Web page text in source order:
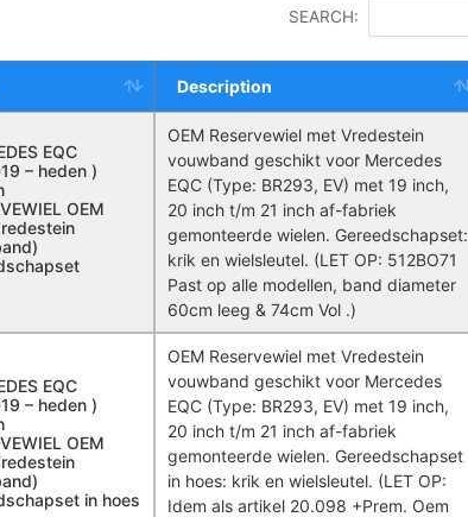
SEARCH:
Description
EQC
– heden )
OEM
OEM Reservewiel met Vredestein
vouwband geschikt voor Mercedes
EQC (Type: BR293, EV) met 19 inch,
20 inch t/m 21 inch af-fabriek
gemonteerde wielen. Gereedschapset:
krik en wielsleutel. (LET OP: 512BO71
Past op alle modellen, band diameter
60cm leeg & 74cm Vol .)
EQC
– heden )
OEM
in hoes
OEM Reservewiel met Vredestein
vouwband geschikt voor Mercedes
EQC (Type: BR293, EV) met 19 inch,
20 inch t/m 21 inch af-fabriek
gemonteerde wielen. Gereedschapset
in hoes: krik en wielsleutel. (LET OP:
Idem als artikel 20.098 +Prem. Oem